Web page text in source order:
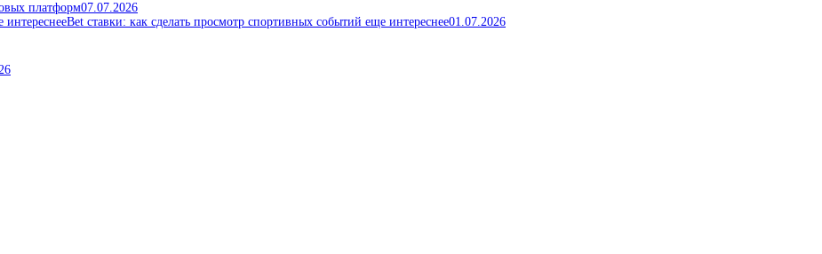
платформ07.07.2026
Bet ставки: как сделать просмотр спортивных событий еще интереснее01.07.2026